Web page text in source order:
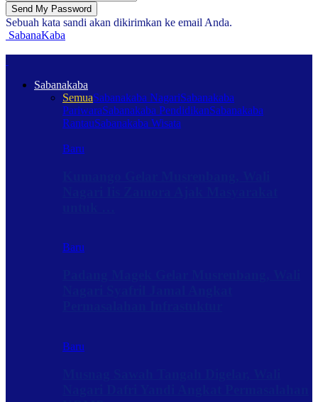
Sebuah kata sandi akan dikirimkan ke email Anda.
SabanaKaba
Sabanakaba
SemuaSabanakaba NagariSabanakaba
PariwaraSabanakaba PendidikanSabanakaba
RantauSabanakaba Wisata
Baru
Baru
Baru